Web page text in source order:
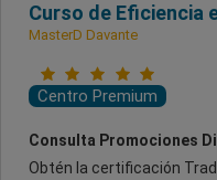
Curso de Eficiencia
MasterD Davante
Centro Premium
Consulta Promociones
Obtén la certificación